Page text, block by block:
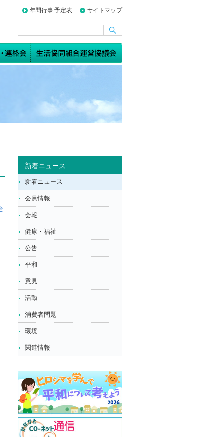
年間行事 予定表 サイトマップ
新着ニュース
新着ニュース
会員情報
会報
健康・福祉
公告
平和
意見
活動
消費者問題
環境
関連情報